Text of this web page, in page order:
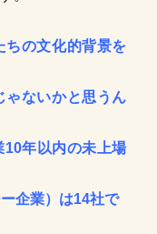
ちの文化的背景を
ゃないかと思うん
10年以内の未上場
企業）は14社で